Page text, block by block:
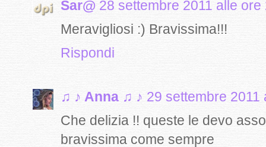
Sar@ 28 settembre 2011 alle ore
Meravigliosi :) Bravissima!!!
Rispondi
♫ ♪ Anna ♫ ♪ 29 settembre 2011
Che delizia !! queste le devo
bravissima come sempre